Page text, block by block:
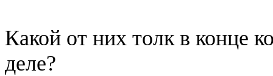
Какой от них толк в конце
деле?